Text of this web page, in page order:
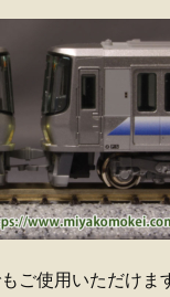
ご使用いただけま